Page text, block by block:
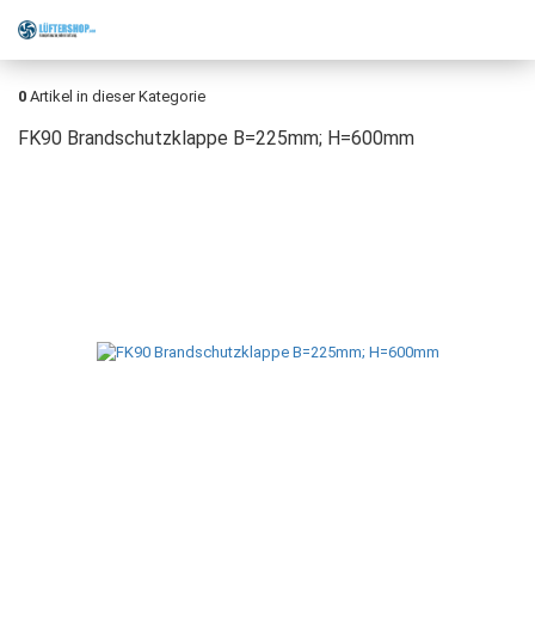
0 Artikel in dieser Kategorie
FK90 Brandschutzklappe B=225mm; H=600mm